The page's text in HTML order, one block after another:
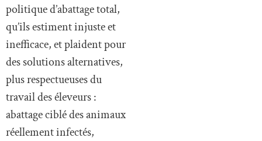
politique d’abattage total,
qu’ils estiment injuste et
inefficace, et plaident pour
des solutions alternatives,
plus respectueuses du
travail des éleveurs :
abattage ciblé des animaux
réellement infectés,